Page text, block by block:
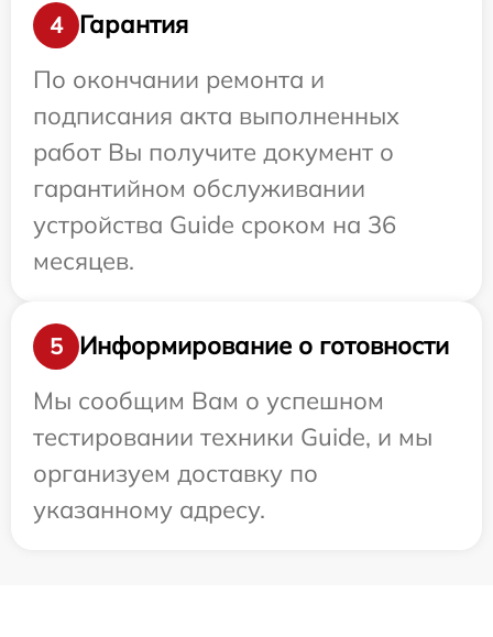
4
Гарантия
По окончании ремонта и
подписания акта выполненных
работ Вы получите документ о
гарантийном обслуживании
устройства Guide сроком на 36
месяцев.
5
Информирование о готовности
Мы сообщим Вам о успешном
тестировании техники Guide, и мы
организуем доставку по
указанному адресу.